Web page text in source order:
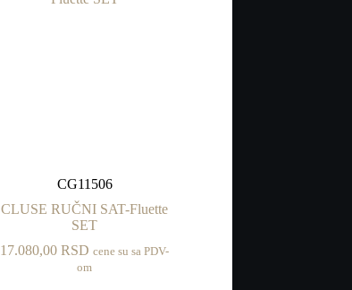
CG11506
CLUSE RUČNI SAT-Fluette
SET
17.080,00RSD cene su sa PDV-
om